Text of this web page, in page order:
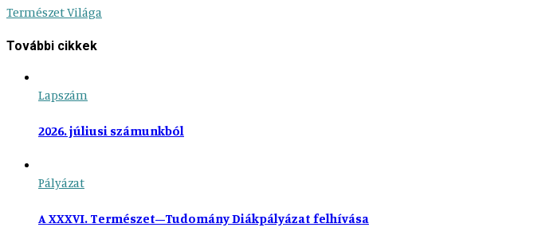
Természet Világa
További cikkek
Lapszám
2026. júliusi számunkból
Pályázat
A XXXVI. Természet–Tudomány Diákpályázat felhívása